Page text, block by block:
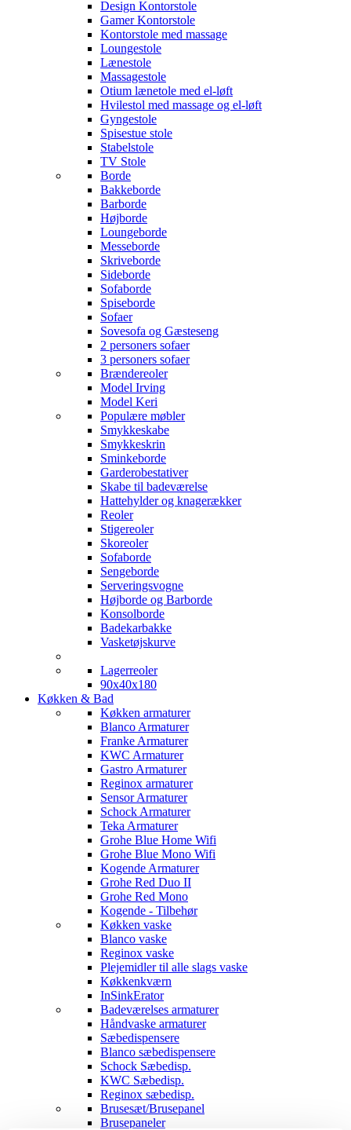
Design Kontorstole
Gamer Kontorstole
Kontorstole med massage
Loungestole
Lænestole
Massagestole
Otium lænetole med el-løft
Hvilestol med massage og el-løft
Gyngestole
Spisestue stole
Stabelstole
TV Stole
Borde
Bakkeborde
Barborde
Højborde
Loungeborde
Messeborde
Skriveborde
Sideborde
Sofaborde
Spiseborde
Sofaer
Sovesofa og Gæsteseng
2 personers sofaer
3 personers sofaer
Brændereoler
Model Irving
Model Keri
Populære møbler
Smykkeskabe
Smykkeskrin
Sminkeborde
Garderobestativer
Skabe til badeværelse
Hattehylder og knagerækker
Reoler
Stigereoler
Skoreoler
Sofaborde
Sengeborde
Serveringsvogne
Højborde og Barborde
Konsolborde
Badekarbakke
Vasketøjskurve
Lagerreoler
90x40x180
Køkken & Bad
Køkken armaturer
Blanco Armaturer
Franke Armaturer
KWC Armaturer
Gastro Armaturer
Reginox armaturer
Sensor Armaturer
Schock Armaturer
Teka Armaturer
Grohe Blue Home Wifi
Grohe Blue Mono Wifi
Kogende Armaturer
Grohe Red Duo II
Grohe Red Mono
Kogende - Tilbehør
Køkken vaske
Blanco vaske
Reginox vaske
Plejemidler til alle slags vaske
Køkkenkværn
InSinkErator
Badeværelses armaturer
Håndvaske armaturer
Sæbedispensere
Blanco sæbedispensere
Schock Sæbedisp.
KWC Sæbedisp.
Reginox sæbedisp.
Brusesæt/Brusepanel
Brusepaneler